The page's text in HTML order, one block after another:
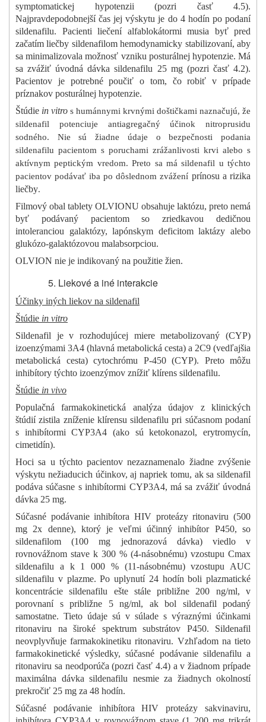
symptomatickej hypotenzii (pozri časť 4.5).
Najpravdepodobnejší čas jej výskytu je do 4 hodín po podaní
sildenafilu. Pacienti liečení alfablokátormi musia byť pred
začatím liečby sildenafilom hemodynamicky stabilizovaní, aby
sa minimalizovala možnosť vzniku posturálnej hypotenzie. Má
sa zvážiť úvodná dávka sildenafilu 25 mg (pozri časť 4.2).
Pacientov je potrebné poučiť o tom, čo robiť v prípade
príznakov posturálnej hypotenzie.
Štúdie in vitro s humánnymi krvnými doštičkami naznačujú, že
sildenafil potenciuje antiagregačný účinok nitroprusidu
sodného. Nie sú žiadne údaje o bezpečnosti podania
sildenafilu pacientom s poruchami zrážanlivosti krvi alebo s
aktívnym peptickým vredom. Preto sa má sildenafil u týchto
pacientov podávať iba po dôslednom zvážení prínosu a rizika
liečby.
Filmový obal tablety OLVIONU obsahuje laktózu, preto nemá
byť podávaný pacientom so zriedkavou dedičnou
intoleranciou galaktózy, lapónskym deficitom laktázy alebo
glukózo-galaktózovou malabsorpciou.
OLVION nie je indikovaný na použitie žien.
Liekové a iné interakcie
Účinky iných liekov na sildenafil
Štúdie in vitro
Sildenafil je v rozhodujúcej miere metabolizovaný (CYP)
izoenzýmami 3A4 (hlavná metabolická cesta) a 2C9 (vedľajšia
metabolická cesta) cytochrómu P-450 (CYP). Preto môžu
inhibítory týchto izoenzýmov znížiť klírens sildenafilu.
Štúdie in vivo
Populačná farmakokinetická analýza údajov z klinických
štúdií zistila zníženie klírensu sildenafilu pri súčasnom podaní
s inhibítormi CYP3A4 (ako sú ketokonazol, erytromycín,
cimetidín).
Hoci sa u týchto pacientov nezaznamenalo žiadne zvýšenie
výskytu nežiaducich účinkov, aj napriek tomu, ak sa sildenafil
podáva súčasne s inhibítormi CYP3A4, má sa zvážiť úvodná
dávka 25 mg.
Súčasné podávanie inhibítora HIV proteázy ritonaviru (500
mg 2x denne), ktorý je veľmi účinný inhibítor P450, so
sildenafilom (100 mg jednorazová dávka) viedlo v
rovnovážnom stave k 300 % (4-násobnému) vzostupu Cmax
sildenafilu a k 1 000 % (11-násobnému) vzostupu AUC
sildenafilu v plazme. Po uplynutí 24 hodín boli plazmatické
koncentrácie sildenafilu ešte stále približne 200 ng/ml, v
porovnaní s približne 5 ng/ml, ak bol sildenafil podaný
samostatne. Tieto údaje sú v súlade s výraznými účinkami
ritonaviru na široké spektrum substrátov P450. Sildenafil
neovplyvňuje farmakokinetiku ritonaviru. Vzhľadom na tieto
farmakokinetické výsledky, súčasné podávanie sildenafilu a
ritonaviru sa neodporúča (pozri časť 4.4) a v žiadnom prípade
maximálna dávka sildenafilu nesmie za žiadnych okolností
prekročiť 25 mg za 48 hodín.
Súčasné podávanie inhibítora HIV proteázy sakvinaviru,